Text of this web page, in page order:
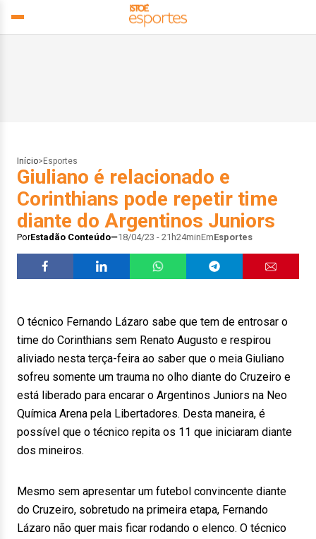
Início> Esportes
Giuliano é relacionado e
Corinthians pode repetir time
diante do Argentinos Juniors
PorEstadão Conteúdo 18/04/23 - 21h24minEmEsportes
O técnico Fernando Lázaro sabe que tem de entrosar o
time do Corinthians sem Renato Augusto e respirou
aliviado nesta terça-feira ao saber que o meia Giuliano
sofreu somente um trauma no olho diante do Cruzeiro e
está liberado para encarar o Argentinos Juniors na Neo
Química Arena pela Libertadores. Desta maneira, é
possível que o técnico repita os 11 que iniciaram diante
dos mineiros.
Mesmo sem apresentar um futebol convincente diante
do Cruzeiro, sobretudo na primeira etapa, Fernando
Lázaro não quer mais ficar rodando o elenco. O técnico